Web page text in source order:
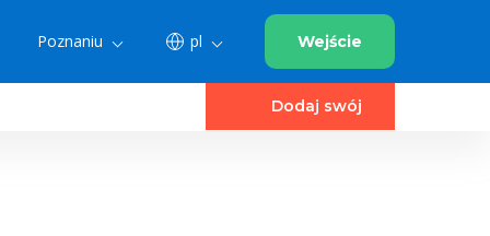
Poznaniu pl Wejście
Dodaj swój